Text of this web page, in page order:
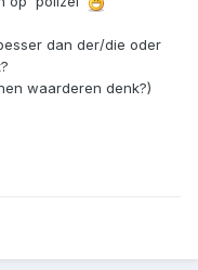
dan der/die oder
waarderen denk?)